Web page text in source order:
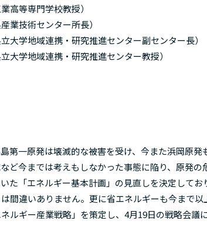
等専門学校教授）
技術センター所長）
地域連携・研究推進センター副センター長）
地域連携・研究推進センター教授）
第一原発は壊滅的な被害を受け、今また浜岡原
ど今までは考えもしなかった事態に陥り、原発の
た「エネルギー基本計画」の見直しを決定して
間違いありません。更に省エネルギーも今まで以
ルギー産業戦略」を策定し、4月19日の戦略会議